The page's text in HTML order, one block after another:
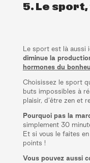
5. Le
Le sport est là aussi
diminue la
hormones du
Choisissez le sport
buts impossibles à
plaisir, d’être zen et
Pourquoi pas la
simplement 30
Et si vous le faites
points !
Vous pouvez aussi